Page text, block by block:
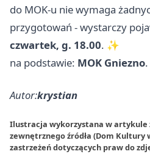
do MOK-u nie wymaga
przygotowań - wystarczy
czwartek, g. 18.00. ✨
na podstawie: MOK Gniezno.
Autor:krystian
Ilustracja wykorzystana w artykule
zewnętrznego źródła (Dom Kultury
zastrzeżeń dotyczących praw do